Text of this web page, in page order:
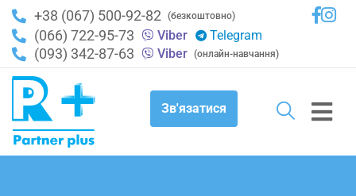
+38 (067) 500-92-82 (безкоштовно)
(066) 722-95-73 Viber Telegram
(093) 342-87-63 Viber (онлайн-навчання)
Зв'язатися